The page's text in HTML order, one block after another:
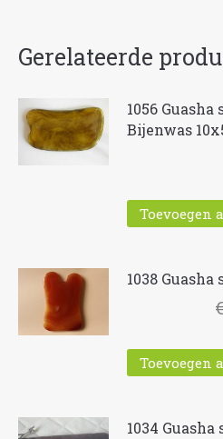
Gerelateerde
1056
Bijenwas
Toevoegen
1038
Toevoegen
1034